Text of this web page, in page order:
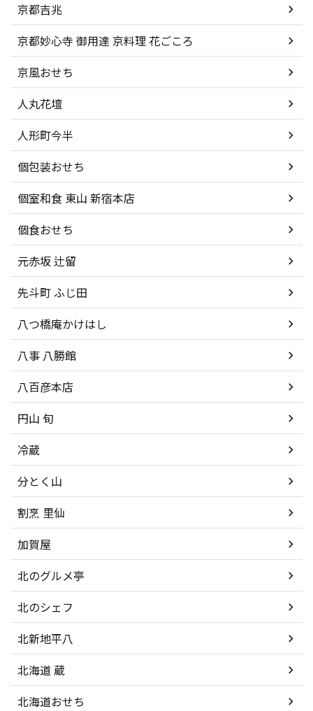
京都吉兆
京都妙心寺 御用達 京料理 花ごころ
京風おせち
人丸花壇
人形町今半
個包装おせち
個室和食 東山 新宿本店
個食おせち
元赤坂 辻留
先斗町 ふじ田
八つ橋庵かけはし
八事 八勝館
八百彦本店
円山 旬
冷蔵
分とく山
割烹 里仙
加賀屋
北のグルメ亭
北のシェフ
北新地平八
北海道 蔵
北海道おせち